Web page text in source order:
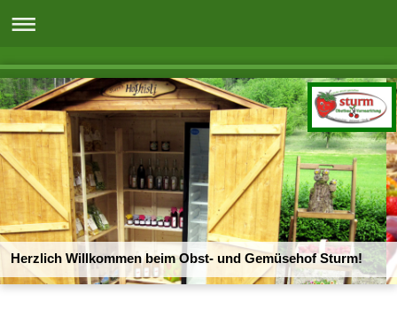
Herzlich Willkommen beim Obst- und Gemüsehof Sturm!